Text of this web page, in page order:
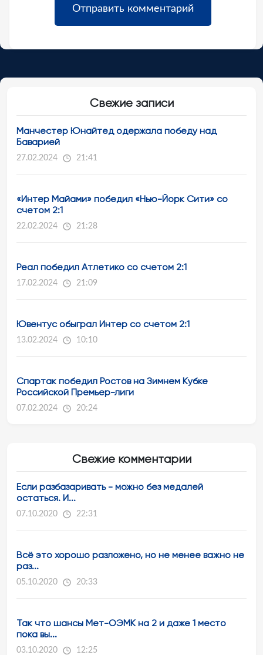
Свежие записи
Манчестер Юнайтед одержала победу над
Баварией
27.02.2024 21:41
«Интер Майами» победил «Нью-Йорк Сити» со
счетом 2:1
22.02.2024 21:28
Реал победил Атлетико со счетом 2:1
17.02.2024 21:09
Ювентус обыграл Интер со счетом 2:1
13.02.2024 10:10
Спартак победил Ростов на Зимнем Кубке
Российской Премьер-лиги
07.02.2024 20:24
Свежие комментарии
Если разбазаривать - можно без медалей
остаться. И...
07.10.2020 22:31
Всё это хорошо разложено, но не менее важно не
раз...
05.10.2020 20:33
Так что шансы Мет-ОЭМК на 2 и даже 1 место
пока вы...
03.10.2020 12:25